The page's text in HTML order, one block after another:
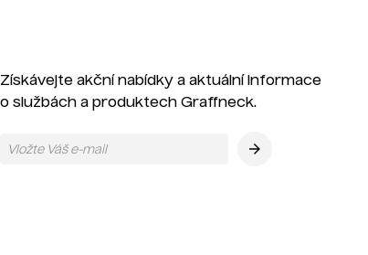
Získávejte akční nabídky a aktuální informace
o službách a produktech Graffneck.